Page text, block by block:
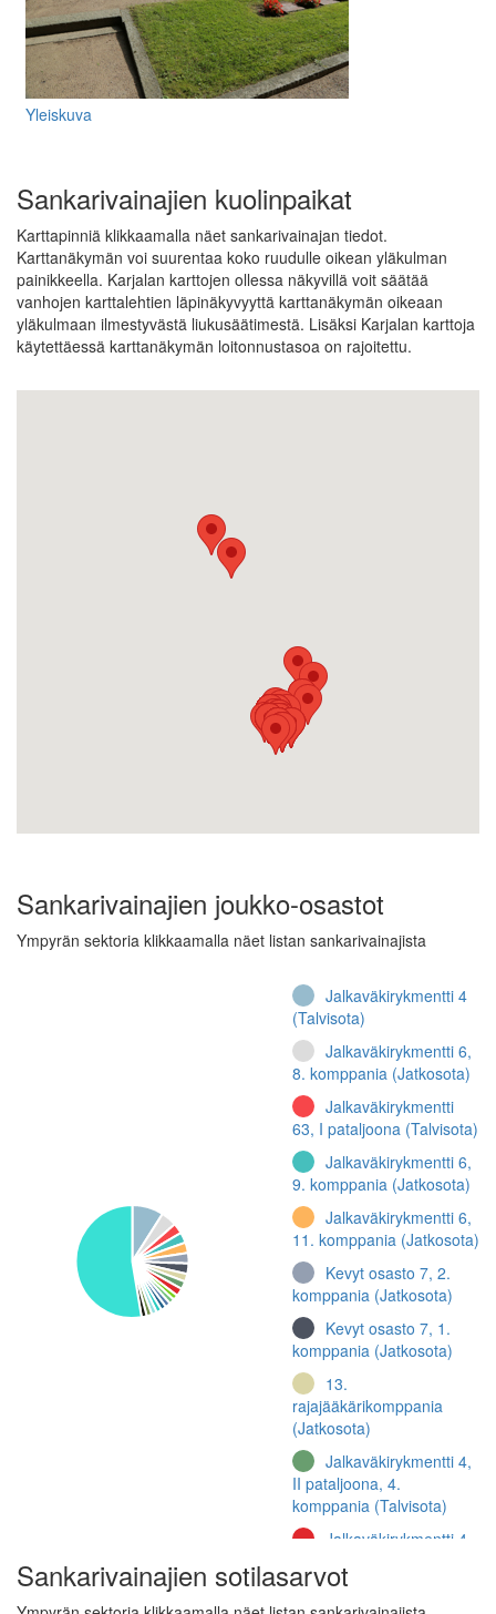
Yleiskuva
Sankarivainajien kuolinpaikat
Karttapinniä klikkaamalla näet sankarivainajan tiedot.
Karttanäkymän voi suurentaa koko ruudulle oikean yläkulman
painikkeella. Karjalan karttojen ollessa näkyvillä voit säätää
vanhojen karttalehtien läpinäkyvyyttä karttanäkymän oikeaan
yläkulmaan ilmestyvästä liukusäätimestä. Lisäksi Karjalan karttoja
käytettäessä karttanäkymän loitonnustasoa on rajoitettu.
Sankarivainajien joukko-osastot
Ympyrän sektoria klikkaamalla näet listan sankarivainajista
Jalkaväkirykmentti 4
(Talvisota)
Jalkaväkirykmentti 6,
8. komppania (Jatkosota)
Jalkaväkirykmentti
63, I pataljoona (Talvisota)
Jalkaväkirykmentti 6,
9. komppania (Jatkosota)
Jalkaväkirykmentti 6,
11. komppania (Jatkosota)
Kevyt osasto 7, 2.
komppania (Jatkosota)
Kevyt osasto 7, 1.
komppania (Jatkosota)
13.
rajajääkärikomppania
(Jatkosota)
Jalkaväkirykmentti 4,
II pataljoona, 4.
komppania (Talvisota)
Jalkaväkirykmentti 4,
komppania (Talvisota)
Sankarivainajien sotilasarvot